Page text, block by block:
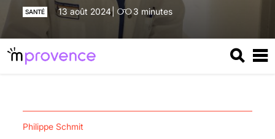
SANTÉ 13 août 2024 3 minutes
Philippe Schmit